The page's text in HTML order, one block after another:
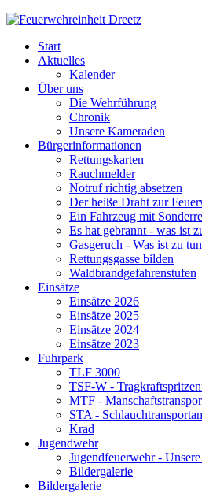
Start
Aktuelles
Kalender
Über uns
Die Wehrführung
Chronik
Unsere Kameraden
Bürgerinformationen
Rettungskarten
Rauchmelder
Notruf richtig absetzen
Der heiße Draht zur
Ein Fahrzeug mit
Es hat gebrannt - was ist
Gasgeruch - Was ist zu
Rettungsgasse bilden
Waldbrandgefahrenstufen
Einsätze
Einsätze 2026
Einsätze 2025
Einsätze 2024
Einsätze 2023
Fuhrpark
TLF 3000
TSF-W -
MTF -
STA -
Krad
Jugendwehr
Jugendfeuerwehr -
Bildergalerie
Bildergalerie